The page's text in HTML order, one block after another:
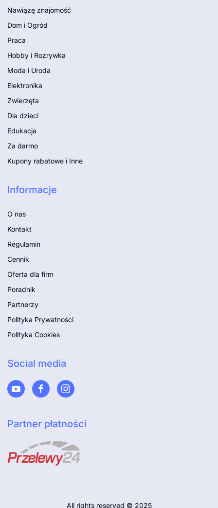
Nawiążę znajomość
Dom i Ogród
Praca
Hobby i Rozrywka
Moda i Uroda
Elektronika
Zwierzęta
Dla dzieci
Edukacja
Za darmo
Kupony rabatowe i Inne
Informacje
O nas
Kontakt
Regulamin
Cennik
Oferta dla firm
Poradnik
Partnerzy
Polityka Prywatności
Polityka Cookies
Social media
Partner płatności
All rights reserved © 2025